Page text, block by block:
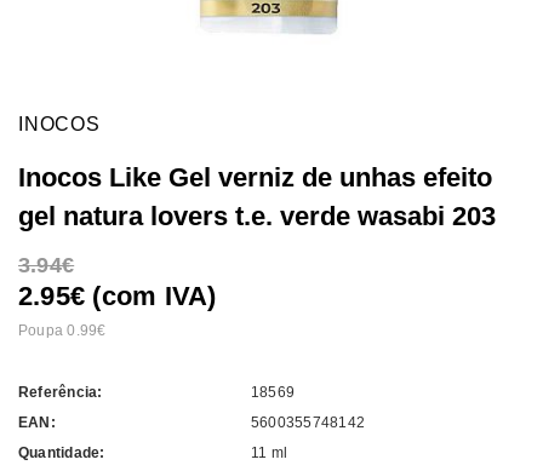
INOCOS
Inocos Like Gel verniz de unhas efeito
gel natura lovers t.e. verde wasabi 203
3.94
2.95€ (com IVA)
Poupa 0.99
Referência:
18569
EAN:
5600355748142
Quantidade:
11 ml